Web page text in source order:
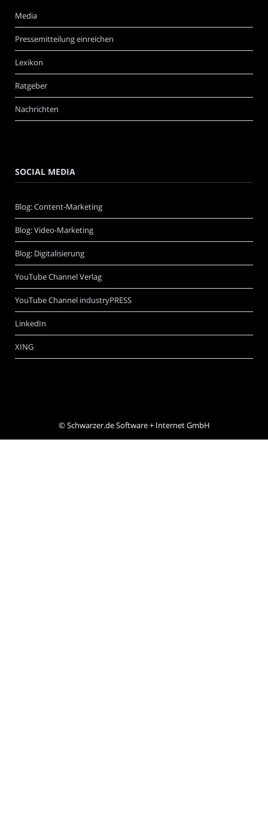
Media
Pressemitteilung einreichen
Lexikon
Ratgeber
Nachrichten
SOCIAL MEDIA
Blog: Content-Marketing
Blog: Video-Marketing
Blog: Digitalisierung
YouTube Channel Verlag
YouTube Channel industryPRESS
LinkedIn
XING
©Schwarzer.de Software + Internet GmbH